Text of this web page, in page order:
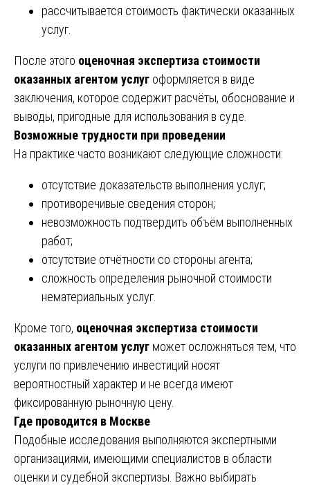
рассчитывается стоимость фактически оказанных
услуг.
После этого оценочная экспертиза стоимости
оказанных агентом услуг оформляется в виде
заключения, которое содержит расчёты, обоснование и
выводы, пригодные для использования в суде.
Возможные трудности при проведении
На практике часто возникают следующие сложности:
отсутствие доказательств выполнения услуг;
противоречивые сведения сторон;
невозможность подтвердить объём выполненных
работ;
отсутствие отчётности со стороны агента;
сложность определения рыночной стоимости
нематериальных услуг.
Кроме того, оценочная экспертиза стоимости
оказанных агентом услуг может осложняться тем, что
услуги по привлечению инвестиций носят
вероятностный характер и не всегда имеют
фиксированную рыночную цену.
Где проводится в Москве
Подобные исследования выполняются экспертными
организациями, имеющими специалистов в области
оценки и судебной экспертизы. Важно выбирать